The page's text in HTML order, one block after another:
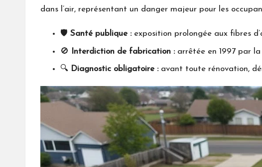
dans l’air, représentant un danger majeur pour les
🛡️ Santé publique :exposition prolongée aux fibres
🚫 Interdiction de fabrication :arrêtée en 1997 par
🔍 Diagnostic obligatoire :avant toute rénovation,